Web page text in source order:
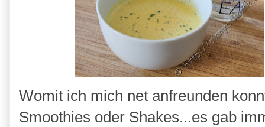
Womit ich mich net anfreunden
Smoothies oder Shakes...es gab